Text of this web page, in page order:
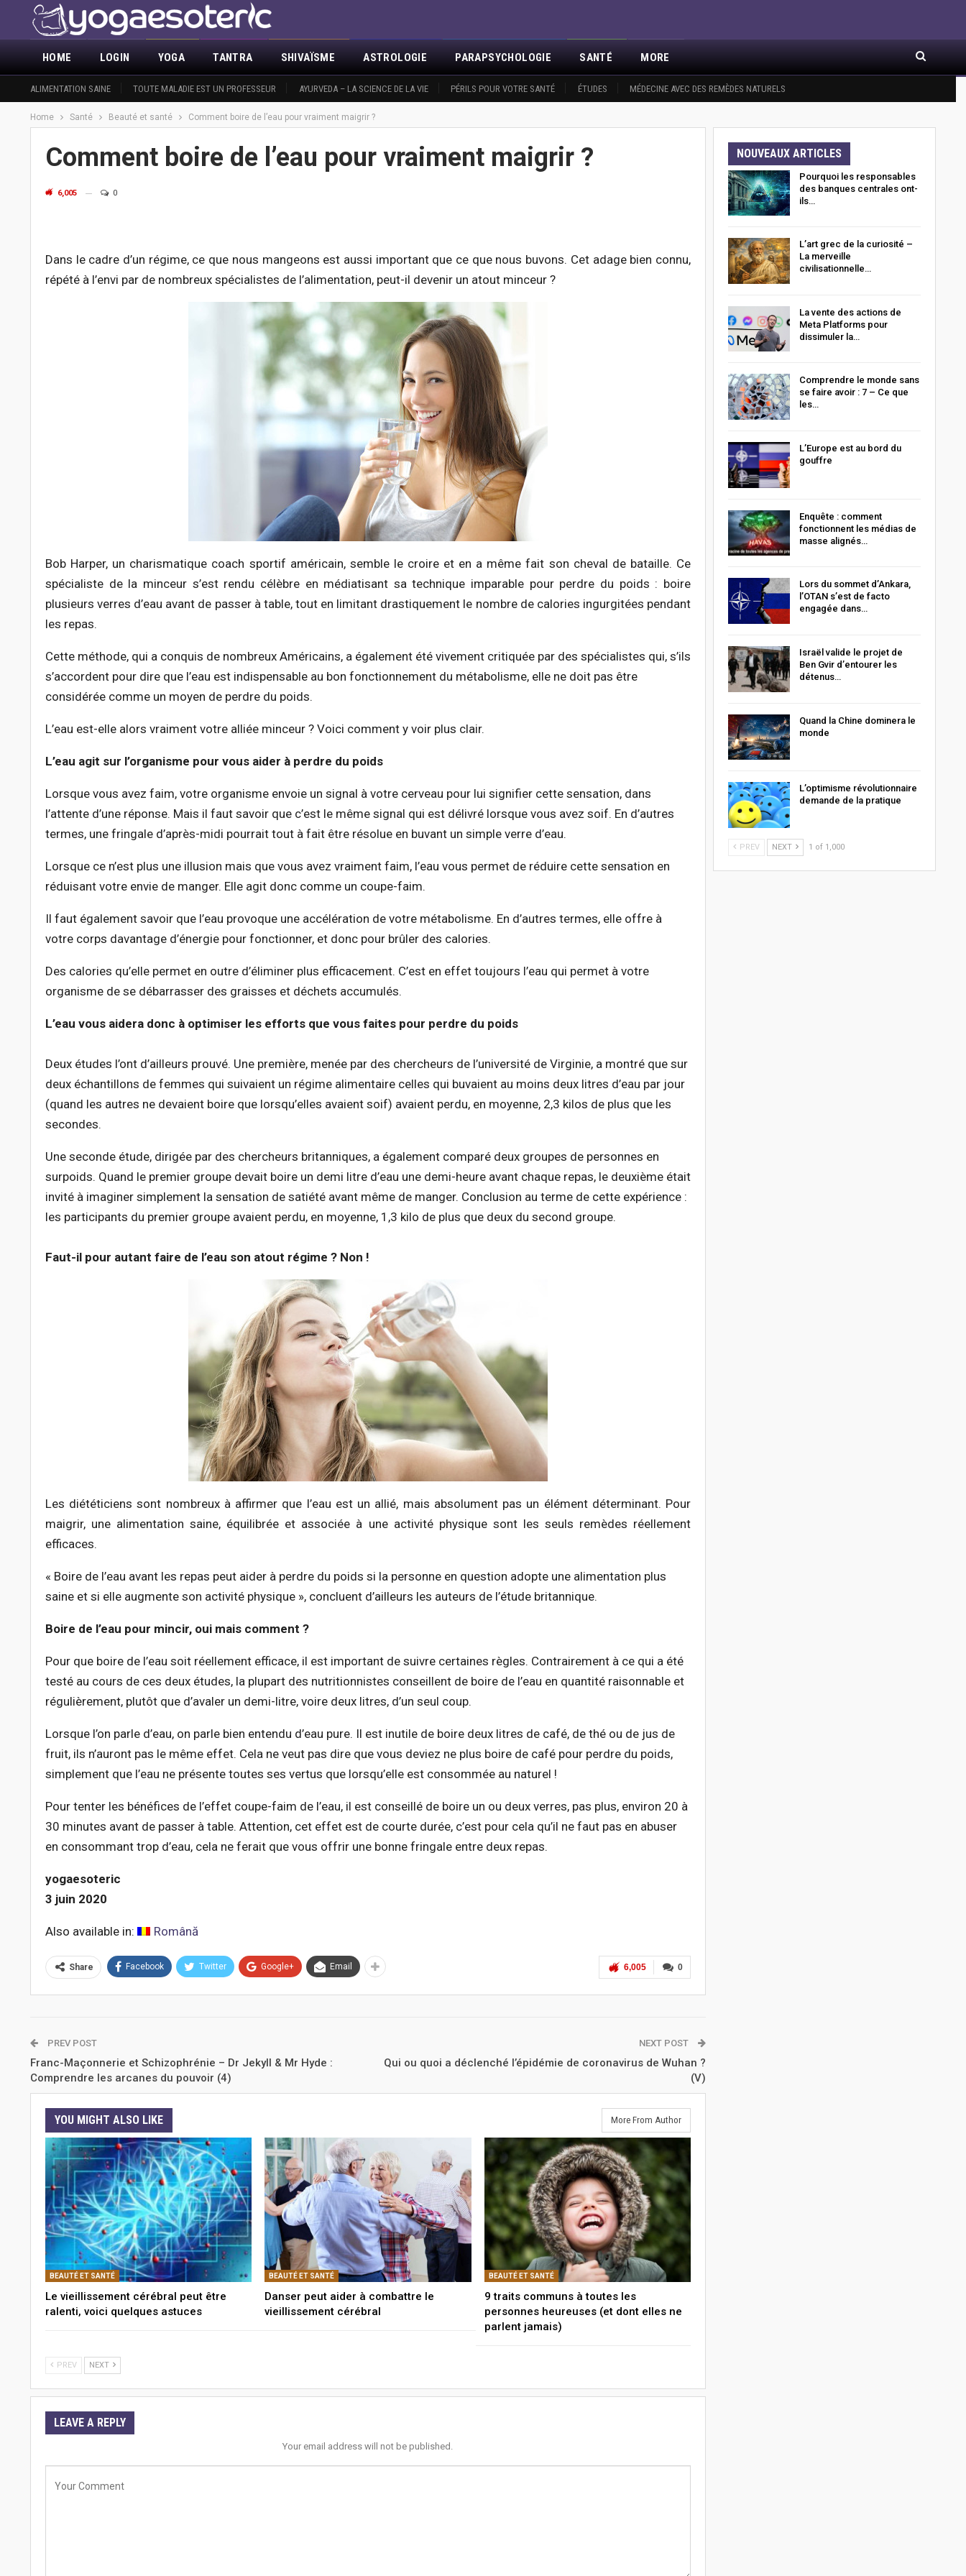
HOME
ACTUALITÉ DÉMASQUER LA MAÇONNERIE ANNONCES SUR NOUS ÉVÉNEMENTS RÉVÉLATIONS MISA CONTACT NOUVEAUX ARTICLES
LOGIN YOGA TANTRA SHIVAÏSME ASTROLOGIE PARAPSYCHOLOGIE SANTÉ
ALIMENTATION SAINE TOUTE MALADIE EST UN PROFESSEUR AYURVEDA – LA SCIENCE DE LA VIE PÉRILS POUR VOTRE SANTÉ ÉTUDES MÉDECINE AVEC DES REMÈDES NATURELS
MORE
Home Santé Beauté et santé Comment boire de l’eau pour vraiment maigrir ?
Comment boire de l’eau pour vraiment maigrir ?
6,005 0
Dans le cadre d’un régime, ce que nous mangeons est aussi important que ce que nous buvons. Cet adage bien connu,
répété à l’envi par de nombreux spécialistes de l’alimentation, peut-il devenir un atout minceur ?
Bob Harper, un charismatique coach sportif américain, semble le croire et en a même fait son cheval de bataille. Ce
spécialiste de la minceur s’est rendu célèbre en médiatisant sa technique imparable pour perdre du poids : boire
plusieurs verres d’eau avant de passer à table, tout en limitant drastiquement le nombre de calories ingurgitées pendant
les repas.
Cette méthode, qui a conquis de nombreux Américains, a également été vivement critiquée par des spécialistes qui, s’ils
s’accordent pour dire que l’eau est indispensable au bon fonctionnement du métabolisme, elle ne doit pas être
considérée comme un moyen de perdre du poids.
L’eau est-elle alors vraiment votre alliée minceur ? Voici comment y voir plus clair.
L’eau agit sur l’organisme pour vous aider à perdre du poids
Lorsque vous avez faim, votre organisme envoie un signal à votre cerveau pour lui signifier cette sensation, dans
l’attente d’une réponse. Mais il faut savoir que c’est le même signal qui est délivré lorsque vous avez soif. En d’autres
termes, une fringale d’après-midi pourrait tout à fait être résolue en buvant un simple verre d’eau.
Lorsque ce n’est plus une illusion mais que vous avez vraiment faim, l’eau vous permet de réduire cette sensation en
réduisant votre envie de manger. Elle agit donc comme un coupe-faim.
Il faut également savoir que l’eau provoque une accélération de votre métabolisme. En d’autres termes, elle offre à
votre corps davantage d’énergie pour fonctionner, et donc pour brûler des calories.
Des calories qu’elle permet en outre d’éliminer plus efficacement. C’est en effet toujours l’eau qui permet à votre
organisme de se débarrasser des graisses et déchets accumulés.
L’eau vous aidera donc à optimiser les efforts que vous faites pour perdre du poids
Deux études l’ont d’ailleurs prouvé. Une première, menée par des chercheurs de l’université de Virginie, a montré que sur
deux échantillons de femmes qui suivaient un régime alimentaire celles qui buvaient au moins deux litres d’eau par jour
(quand les autres ne devaient boire que lorsqu’elles avaient soif) avaient perdu, en moyenne, 2,3 kilos de plus que les
secondes.
Une seconde étude, dirigée par des chercheurs britanniques, a également comparé deux groupes de personnes en
surpoids. Quand le premier groupe devait boire un demi litre d’eau une demi-heure avant chaque repas, le deuxième était
invité à imaginer simplement la sensation de satiété avant même de manger. Conclusion au terme de cette expérience :
les participants du premier groupe avaient perdu, en moyenne, 1,3 kilo de plus que deux du second groupe.
Faut-il pour autant faire de l’eau son atout régime ? Non !
Les diététiciens sont nombreux à affirmer que l’eau est un allié, mais absolument pas un élément déterminant. Pour
maigrir, une alimentation saine, équilibrée et associée à une activité physique sont les seuls remèdes réellement
efficaces.
« Boire de l’eau avant les repas peut aider à perdre du poids si la personne en question adopte une alimentation plus
saine et si elle augmente son activité physique », concluent d’ailleurs les auteurs de l’étude britannique.
Boire de l’eau pour mincir, oui mais comment ?
Pour que boire de l’eau soit réellement efficace, il est important de suivre certaines règles. Contrairement à ce qui a été
testé au cours de ces deux études, la plupart des nutritionnistes conseillent de boire de l’eau en quantité raisonnable et
régulièrement, plutôt que d’avaler un demi-litre, voire deux litres, d’un seul coup.
Lorsque l’on parle d’eau, on parle bien entendu d’eau pure. Il est inutile de boire deux litres de café, de thé ou de jus de
fruit, ils n’auront pas le même effet. Cela ne veut pas dire que vous deviez ne plus boire de café pour perdre du poids,
simplement que l’eau ne présente toutes ses vertus que lorsqu’elle est consommée au naturel !
Pour tenter les bénéfices de l’effet coupe-faim de l’eau, il est conseillé de boire un ou deux verres, pas plus, environ 20 à
30 minutes avant de passer à table. Attention, cet effet est de courte durée, c’est pour cela qu’il ne faut pas en abuser
en consommant trop d’eau, cela ne ferait que vous offrir une bonne fringale entre deux repas.
yogaesoteric
3 juin 2020
Also available in: Română
0
6,005
Share Facebook Twitter Google+ Email
PREV POST
Franc-Maçonnerie et Schizophrénie – Dr Jekyll & Mr Hyde :
Comprendre les arcanes du pouvoir (4)
NEXT POST
Qui ou quoi a déclenché l’épidémie de coronavirus de Wuhan ?
(V)
YOU MIGHT ALSO LIKE More From Author
BEAUTÉ ET SANTÉ
Le vieillissement cérébral peut être
ralenti, voici quelques astuces
BEAUTÉ ET SANTÉ
Danser peut aider à combattre le
vieillissement cérébral
BEAUTÉ ET SANTÉ
9 traits communs à toutes les
personnes heureuses (et dont elles ne
parlent jamais)
PREV NEXT
LEAVE A REPLY
Your email address will not be published.
NOUVEAUX ARTICLES
Pourquoi les responsables
des banques centrales ont-
ils…
L’art grec de la curiosité –
La merveille
civilisationnelle…
La vente des actions de
Meta Platforms pour
dissimuler la…
Comprendre le monde sans
se faire avoir : 7 – Ce que
les…
L’Europe est au bord du
gouffre
Enquête : comment
fonctionnent les médias de
masse alignés…
Lors du sommet d’Ankara,
l’OTAN s’est de facto
engagée dans…
Israël valide le projet de
Ben Gvir d’entourer les
détenus…
Quand la Chine dominera le
monde
L’optimisme révolutionnaire
demande de la pratique
PREV NEXT 1 of 1,000